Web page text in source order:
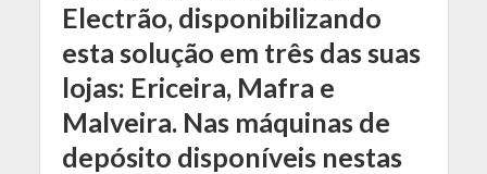
Electrão, disponibilizando
esta solução em três das suas
lojas: Ericeira, Mafra e
Malveira. Nas máquinas de
depósito disponíveis nestas